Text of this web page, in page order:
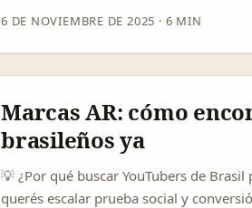
directas y formatos largos donde un
6 DE NOVIEMBRE DE 2025 · 6 MIN
Marcas AR: cómo
brasileños ya
💡 ¿Por qué buscar YouTubers de
querés escalar prueba social y